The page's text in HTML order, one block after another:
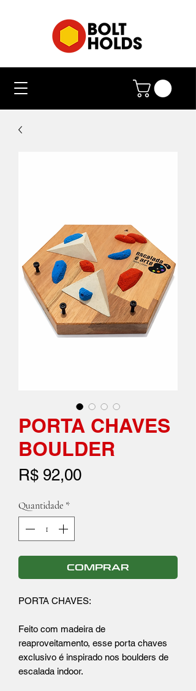
PORTA CHAVES
BOULDER
R$ 92,00Preço
Quantidade *
COMPRAR
PORTA CHAVES:
Feito com madeira de
reaproveitamento, esse porta chaves
exclusivo é inspirado nos boulders de
escalada indoor.